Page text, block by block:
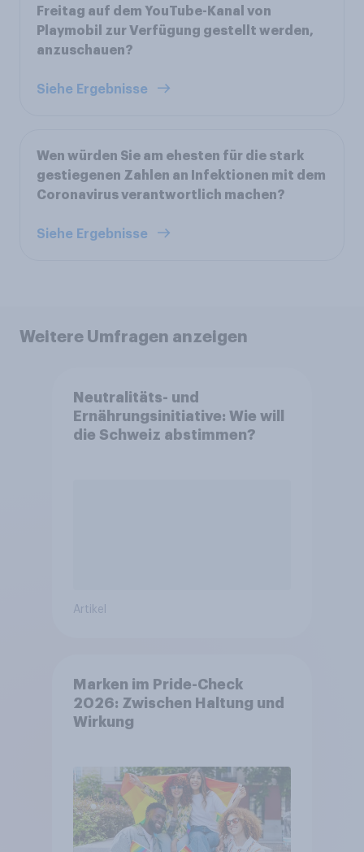
Freitag auf dem YouTube-Kanal von
Playmobil zur Verfügung gestellt werden,
anzuschauen?
Siehe Ergebnisse
Wen würden Sie am ehesten für die stark
gestiegenen Zahlen an Infektionen mit dem
Coronavirus verantwortlich machen?
Siehe Ergebnisse
Weitere Umfragen anzeigen
Neutralitäts- und
Ernährungsinitiative: Wie will
die Schweiz abstimmen?
Artikel
Marken im Pride-Check
2026: Zwischen Haltung und
Wirkung